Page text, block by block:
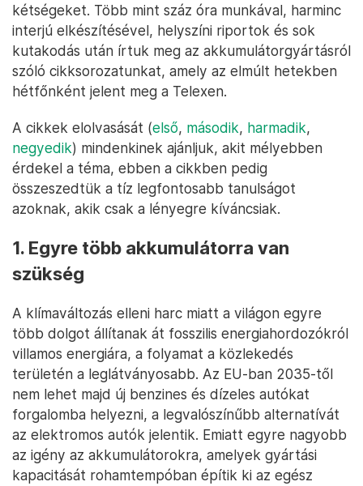
kétségeket. Több mint száz óra munkával, harminc
interjú elkészítésével, helyszíni riportok és sok
kutakodás után írtuk meg az akkumulátorgyártásról
szóló cikksorozatunkat, amely az elmúlt hetekben
hétfőnként jelent meg a Telexen.
A cikkek elolvasását (első, második, harmadik,
negyedik) mindenkinek ajánljuk, akit mélyebben
érdekel a téma, ebben a cikkben pedig
összeszedtük a tíz legfontosabb tanulságot
azoknak, akik csak a lényegre kíváncsiak.
1. Egyre több akkumulátorra van
szükség
A klímaváltozás elleni harc miatt a világon egyre
több dolgot állítanak át fosszilis energiahordozókról
villamos energiára, a folyamat a közlekedés
területén a leglátványosabb. Az EU-ban 2035-től
nem lehet majd új benzines és dízeles autókat
forgalomba helyezni, a legvalószínűbb alternatívát
az elektromos autók jelentik. Emiatt egyre nagyobb
az igény az akkumulátorokra, amelyek gyártási
kapacitását rohamtempóban építik ki az egész